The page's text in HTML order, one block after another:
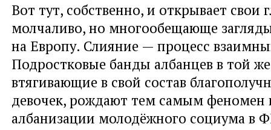
Вот тут, собственно, и открывает свои
молчаливо, но многообещающе
на Европу. Слияние — процесс
Подростковые банды албанцев в той
втягивающие в свой состав
девочек, рождают тем самым феномен
албанизации молодёжного социума в